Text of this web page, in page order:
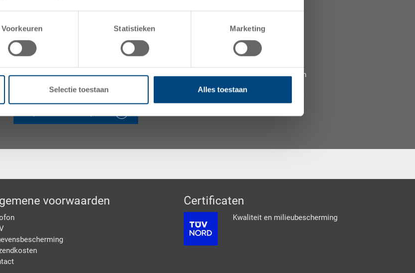
Voorkeuren Statistieken Marketing
Selectie toestaan Alles toestaan
Bent u klaar om de efficiëntie van uw opslag en
logistiek te verbeteren?
adviesgesprek aan om verpakkingsoplossingen op maat te vinden die aan uw behoeften
voorwaarden Certificaten
Kwaliteit en milieubescherming